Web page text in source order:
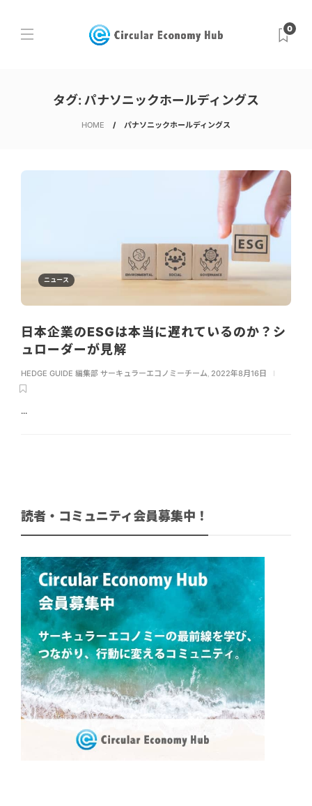
0
タグ: パナソニックホールディングス
HOME パナソニックホールディングス
ニュース
日本企業のESGは本当に遅れているのか？シ
ュローダーが見解
HEDGE GUIDE 編集部 サーキュラーエコノミーチーム, 2022年8月16日
...
読者・コミュニティ会員募集中！